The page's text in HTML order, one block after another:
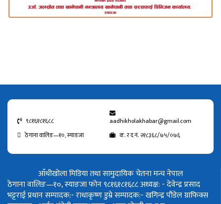
९८१६१८१६८८
aadhikholakhabar@gmail.com
ठेगाना वालिङ—१०, स्याङजा
क. र द नं. २१८३६८/७५/०७६
आँधीखोला मिडिया तथा सामुदायिक चेतना मन्च नेपाल
ठेगाना वालिङ—१०, स्याङजा फोन ९८१६१८१६८८अध्यक्ष: - देवेन्द्र प्रसाद
भट्टराईप्रधान सम्पादक:- राधाकृष्ण डुम्रेसम्पादक:- खगिन्द्र पौडेलग्राफिक्स